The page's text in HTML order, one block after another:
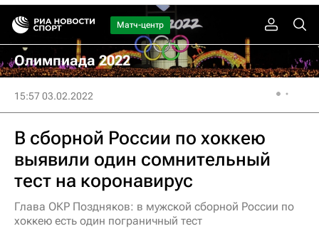
Матч-центр
Олимпиада 2022
15:57 03.02.2022
В сборной России по хоккею
выявили один сомнительный
тест на коронавирус
Глава ОКР Поздняков: в мужской сборной России по
хоккею есть один пограничный тест